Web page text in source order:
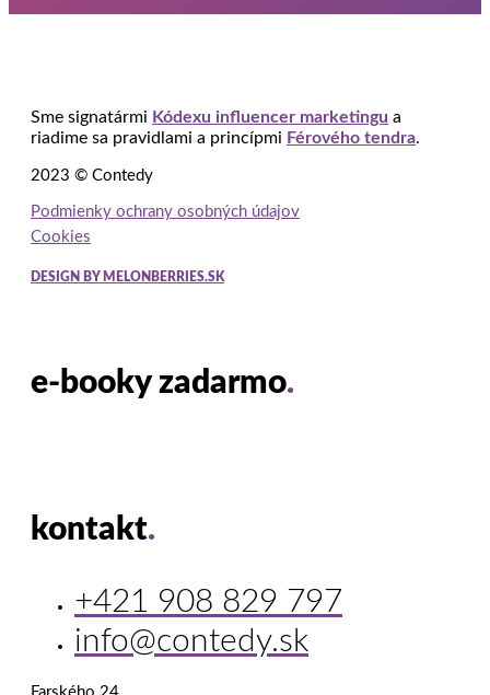
Sme signatármi Kódexu influencer marketingu a
riadime sa pravidlami a princípmi Férového tendra.
2023 © Contedy
Podmienky ochrany osobných údajov
Cookies
DESIGN BY MELONBERRIES.SK
e-booky zadarmo.
kontakt.
+421 908 829 797
info@contedy.sk